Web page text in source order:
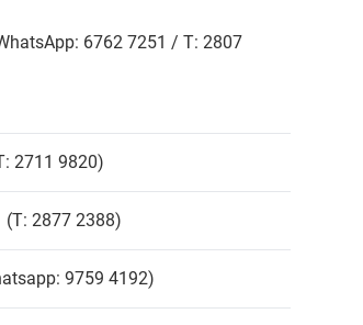
6762 7251 / T: 2807
2711 9820)
(T: 2877 2388)
9759 4192)